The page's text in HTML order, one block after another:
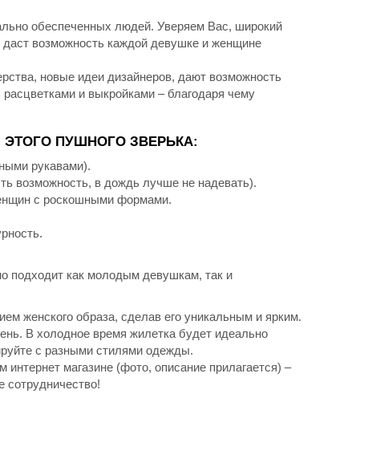
обеспеченных людей. Уверяем Вас, широкий
даст возможность каждой девушке и женщине
новые идеи дизайнеров, дают возможность
и выкройками – благодаря чему
ПУШНОГО ЗВЕРЬКА:
рукавами).
возможность, в дождь лучше не надевать).
с роскошными формами.
подходит как молодым девушкам, так и
женского образа, сделав его уникальным и ярким.
В холодное время жилетка будет идеально
с разными стилями одежды.
магазине (фото, описание прилагается) –
сотрудничество!